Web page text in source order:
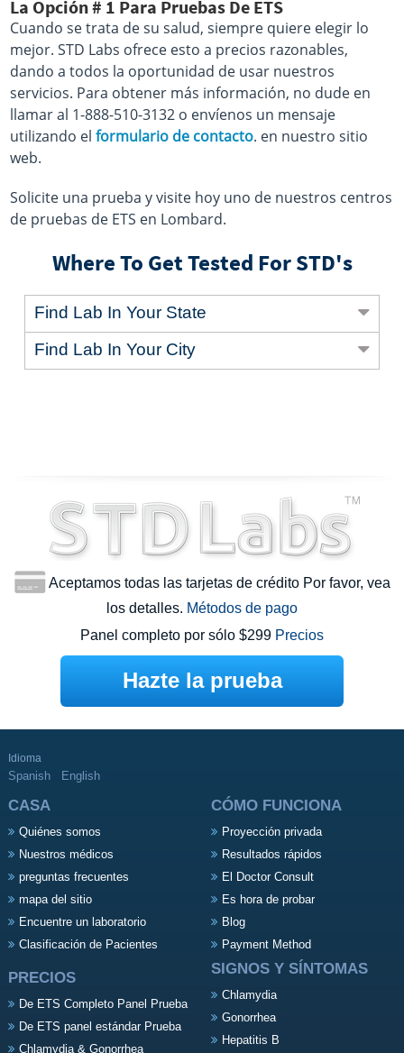
La Opción # 1 Para Pruebas De ETS
Cuando se trata de su salud, siempre quiere elegir lo
mejor. STD Labs ofrece esto a precios razonables,
dando a todos la oportunidad de usar nuestros
servicios. Para obtener más información, no dude en
llamar al 1-888-510-3132 o envíenos un mensaje
utilizando elformulario de contacto. en nuestro sitio
web.
Solicite una prueba y visite hoy uno de nuestros centros
de pruebas de ETS en Lombard.
Where To Get Tested For STD's
Find Lab In Your State
Find Lab In Your City
Aceptamos todas las tarjetas de crédito Por favor, vea
los detalles. Métodos de pago
Panel completo por sólo $299 Precios
Hazte la prueba
Idioma
Spanish English
CASA
Quiénes somos
Nuestros médicos
preguntas frecuentes
mapa del sitio
Encuentre un laboratorio
Clasificación de Pacientes
CÓMO FUNCIONA
Proyección privada
Resultados rápidos
El Doctor Consult
Es hora de probar
Blog
Payment Method
PRECIOS
De ETS Completo Panel Prueba
De ETS panel estándar Prueba
Chlamydia & Gonorrhea
SIGNOS Y SÍNTOMAS
Chlamydia
Gonorrhea
Hepatitis B